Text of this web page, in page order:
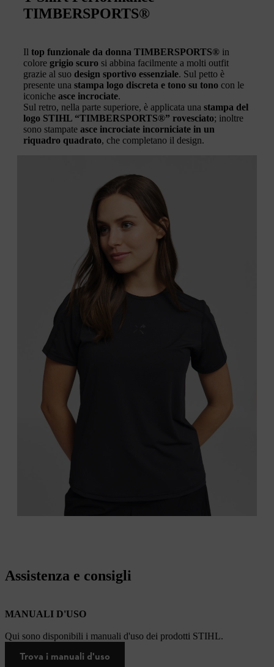
TIMBERSPORTS®
Il top funzionale da donna TIMBERSPORTS® in
colore grigio scuro si abbina facilmente a molti outfit
grazie al suo design sportivo essenziale. Sul petto è
presente una stampa logo discreta e tono su tono con le
iconiche asce incrociate.
Sul retro, nella parte superiore, è applicata una stampa del
logo STIHL “TIMBERSPORTS®” rovesciato; inoltre
sono stampate asce incrociate incorniciate in un
riquadro quadrato, che completano il design.
Assistenza e consigli
MANUALI D'USO
Qui sono disponibili i manuali d'uso dei prodotti STIHL.
Trova i manuali d'uso